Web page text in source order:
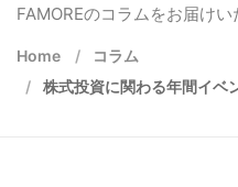
FAMOREのコラムをお届けい
Home
コラム
株式投資に関わる年間イベ